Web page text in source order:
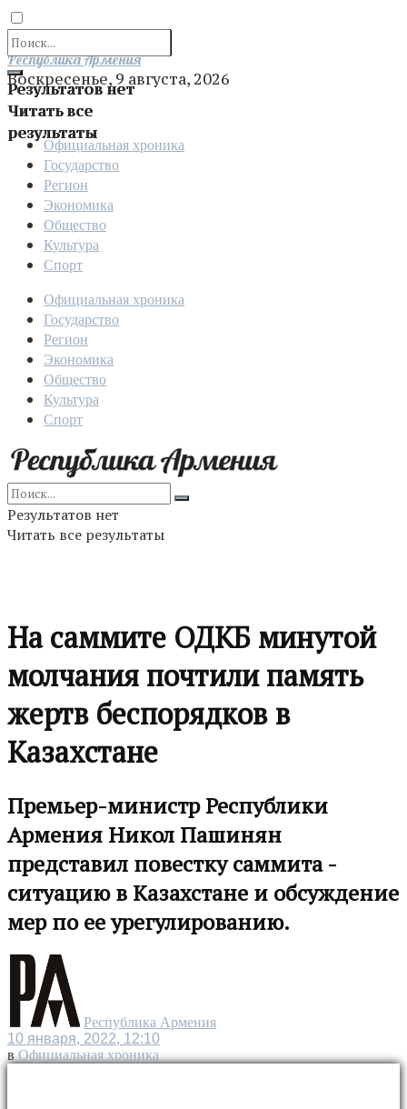
Результатов нет
Читать все
результаты
Отправить
Республика Армения
Воскресенье, 9 августа, 2026
Официальная хроника
Государство
Регион
Экономика
Общество
Культура
Спорт
Официальная хроника
Государство
Регион
Экономика
Общество
Культура
Спорт
Результатов нет
Читать все результаты
На саммите ОДКБ минутой
молчания почтили память
жертв беспорядков в
Казахстане
Премьер-министр Республики
Армения Никол Пашинян
представил повестку саммита -
ситуацию в Казахстане и обсуждение
мер по ее урегулированию.
Республика Армения
10 января, 2022, 12:10
в Официальная хроника